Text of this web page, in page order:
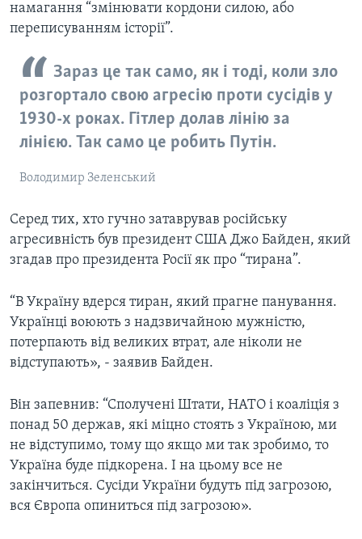
намагання “змінювати кордони силою, або
переписуванням історії”.
Зараз це так само, як і тоді, коли зло
розгортало свою агресію проти сусідів у
1930-х роках. Гітлер долав лінію за
лінією. Так само це робить Путін.
Володимир Зеленський
Серед тих, хто гучно затаврував російську
агресивність був президент США Джо Байден, який
згадав про президента Росії як про “тирана”.
“В Україну вдерся тиран, який прагне панування.
Українці воюють з надзвичайною мужністю,
потерпають від великих втрат, але ніколи не
відступають», - заявив Байден.
Він запевнив: “Сполучені Штати, НАТО і коаліція з
понад 50 держав, які міцно стоять з Україною, ми
не відступимо, тому що якщо ми так зробимо, то
Україна буде підкорена. І на цьому все не
закінчиться. Сусіди України будуть під загрозою,
вся Європа опиниться під загрозою».